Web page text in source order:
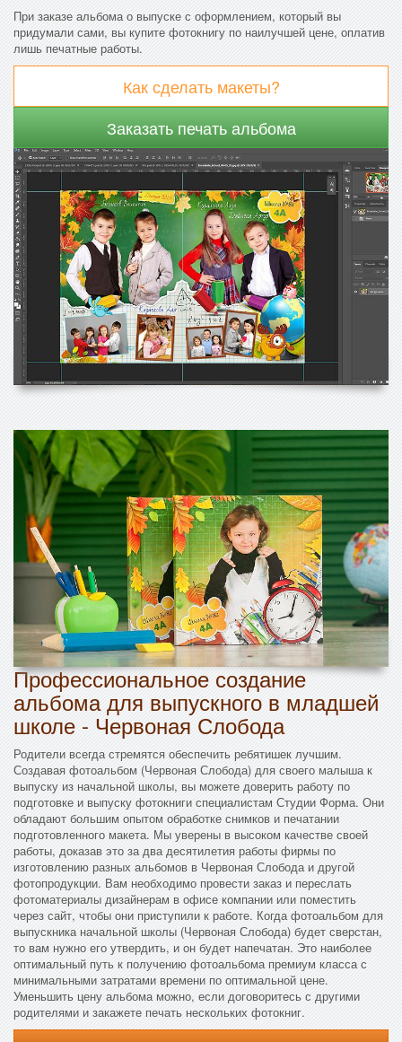
При заказе альбома о выпуске с оформлением, который вы
придумали сами, вы купите фотокнигу по наилучшей цене, оплатив
лишь печатные работы.
Как сделать макеты?
Заказать печать альбома
Профессиональное создание
альбома для выпускного в младшей
школе - Червоная Слобода
Родители всегда стремятся обеспечить ребятишек лучшим.
Создавая фотоальбом (Червоная Слобода) для своего малыша к
выпуску из начальной школы, вы можете доверить работу по
подготовке и выпуску фотокниги специалистам Студии Форма. Они
обладают большим опытом обработке снимков и печатании
подготовленного макета. Мы уверены в высоком качестве своей
работы, доказав это за два десятилетия работы фирмы по
изготовлению разных альбомов в Червоная Слобода и другой
фотопродукции. Вам необходимо провести заказ и переслать
фотоматериалы дизайнерам в офисе компании или поместить
через сайт, чтобы они приступили к работе. Когда фотоальбом для
выпускника начальной школы (Червоная Слобода) будет сверстан,
то вам нужно его утвердить, и он будет напечатан. Это наиболее
оптимальный путь к получению фотоальбома премиум класса с
минимальными затратами времени по оптимальной цене.
Уменьшить цену альбома можно, если договоритесь с другими
родителями и закажете печать нескольких фотокниг.